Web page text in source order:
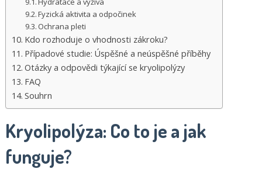
Fyzická aktivita a odpočinek
Ochrana pleti
Kdo rozhoduje o vhodnosti zákroku?
Případové studie: Úspěšné a neúspěšné příběhy
Otázky a odpovědi týkající se kryolipolýzy
FAQ
Souhrn
Kryolipolýza: Co to je a jak
funguje?